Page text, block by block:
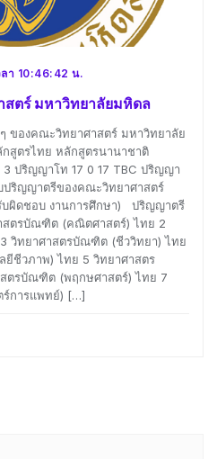
า 10:46:42 น.
ตร์ มหาวิทยาลัยมหิดล
ของคณะวิทยาศาสตร์ มหาวิทยาลัย
สูตรไทย หลักสูตรนานาชาติ
ปริญญาโท 17 0 17 TBC ปริญญา
ปริญญาตรีของคณะวิทยาศาสตร์
ผิดชอบ งานการศึกษา) ปริญญาตรี
สตรบัณฑิต (คณิตศาสตร์) ไทย 2
วิทยาศาสตรบัณฑิต (ชีววิทยา) ไทย
ชีวภาพ) ไทย 5 วิทยาศาสตร
ตรบัณฑิต (พฤกษศาสตร์) ไทย 7
การแพทย์) […]